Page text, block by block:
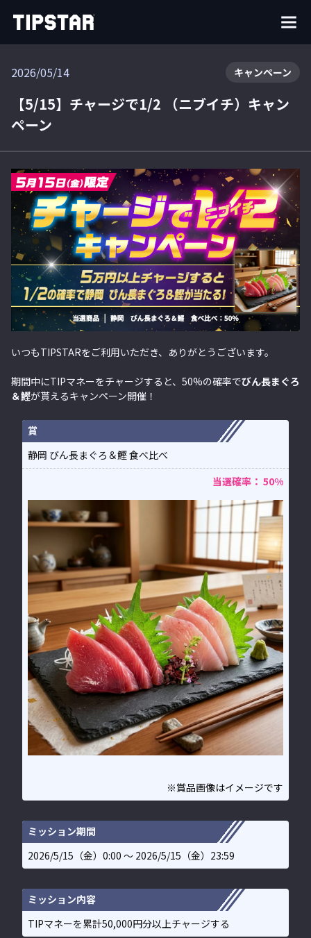
2026/05/14 キャンペーン
【5/15】チャージで1/2 （ニブイチ）キャン
ペーン
いつもTIPSTARをご利用いただき、ありがとうございます。
期間中にTIPマネーをチャージすると、50%の確率でびん長まぐろ
＆鰹が貰えるキャンペーン開催！
賞
静岡 びん長まぐろ＆鰹 食べ比べ
当選確率： 50%
※賞品画像はイメージです
ミッション期間
2026/5/15（金）0:00 〜 2026/5/15（金）23:59
ミッション内容
TIPマネーを累計50,000円分以上チャージする